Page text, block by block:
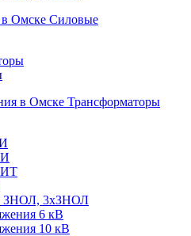
Силовые
Трансформаторы
ЗНОЛ, 3хЗНОЛ
6 кВ
10 кВ